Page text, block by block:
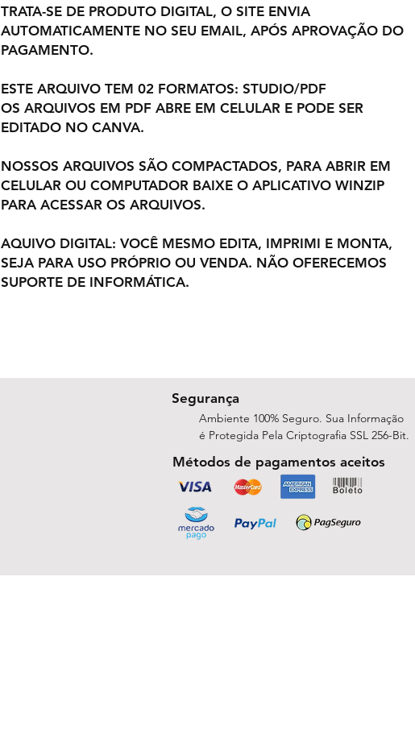
TRATA-SE DE PRODUTO DIGITAL, O SITE ENVIA
AUTOMATICAMENTE NO SEU EMAIL, APÓS APROVAÇÃO DO
PAGAMENTO.
ESTE ARQUIVO TEM 02 FORMATOS: STUDIO/PDF
OS ARQUIVOS EM PDF ABRE EM CELULAR E PODE SER
EDITADO NO CANVA.
NOSSOS ARQUIVOS SÃO COMPACTADOS, PARA ABRIR EM
CELULAR OU COMPUTADOR BAIXE O APLICATIVO WINZIP
PARA ACESSAR OS ARQUIVOS.
AQUIVO DIGITAL: VOCÊ MESMO EDITA, IMPRIMI E MONTA,
SEJA PARA USO PRÓPRIO OU VENDA. NÃO OFERECEMOS
SUPORTE DE INFORMÁTICA.
Segurança
Ambiente 100% Seguro. Sua Informação
é Protegida Pela Criptografia SSL 256-Bit.
Métodos de pagamentos aceitos